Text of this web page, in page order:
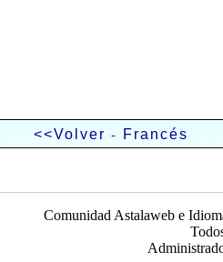
<<Volver - Francés
Comunidad Astalaweb e